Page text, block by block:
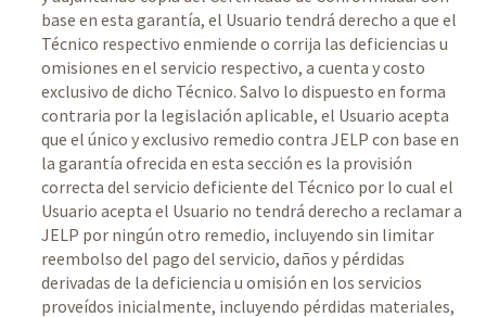
base en esta garantía, el Usuario tendrá derecho a que el
Técnico respectivo enmiende o corrija las deficiencias u
omisiones en el servicio respectivo, a cuenta y costo
exclusivo de dicho Técnico. Salvo lo dispuesto en forma
contraria por la legislación aplicable, el Usuario acepta
que el único y exclusivo remedio contra JELP con base en
la garantía ofrecida en esta sección es la provisión
correcta del servicio deficiente del Técnico por lo cual el
Usuario acepta el Usuario no tendrá derecho a reclamar a
JELP por ningún otro remedio, incluyendo sin limitar
reembolso del pago del servicio, daños y pérdidas
derivadas de la deficiencia u omisión en los servicios
proveídos inicialmente, incluyendo pérdidas materiales,